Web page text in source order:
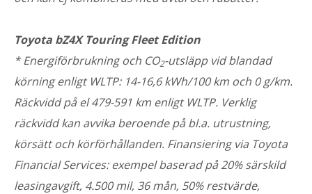
Toyota bZ4X Touring Fleet Edition
* Energiförbrukning och CO2-utsläpp vid blandad
körning enligt WLTP: 14-16,6 kWh/100 km och 0 g/km.
Räckvidd på el 479-591 km enligt WLTP. Verklig
räckvidd kan avvika beroende på bl.a. utrustning,
körsätt och körförhållanden. Finansiering via Toyota
Financial Services: exempel baserad på 20% särskild
leasingavgift, 4.500 mil, 36 mån, 50% restvärde,